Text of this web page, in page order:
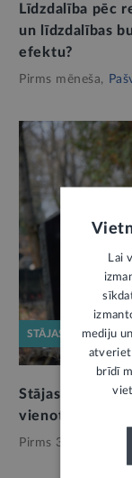
Līdzdalība pēc
un līdzdalības
efektu?
Pirms mēneša,
STĀJAS SPĒKĀ
Stājas spēkā
vienots
Pirms 3 mēnešiem,
Lai
mediju
atveriet
brīdī